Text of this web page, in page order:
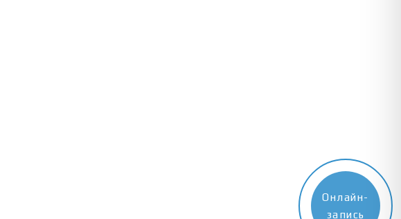
Онлайн-
запись